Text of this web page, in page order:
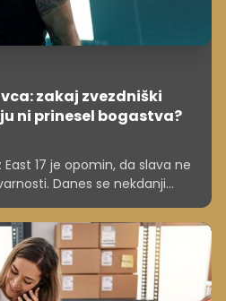
zakaj zvezdniški
ni prinesel bogastva?
17 je opomin, da slava ne
Danes se nekdanji